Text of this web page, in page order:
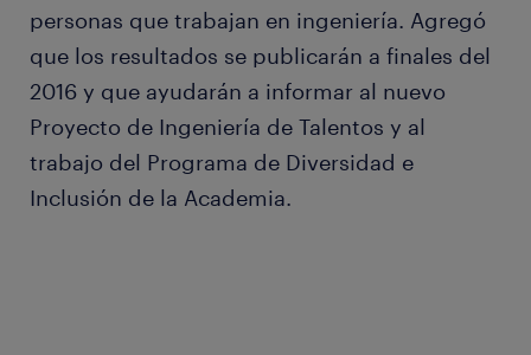
personas que trabajan en ingeniería. Agregó
que los resultados se publicarán a finales del
2016 y que ayudarán a informar al nuevo
Proyecto de Ingeniería de Talentos y al
trabajo del Programa de Diversidad e
Inclusión de la Academia.